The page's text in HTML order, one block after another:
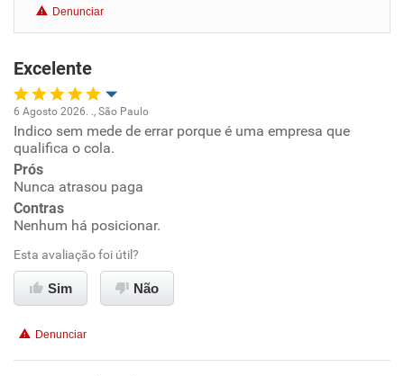
Benefícios
Denunciar
Excelente
Oportunidade de promoção
Ambiente de trabalho
Conciliação com a vida familiar
Benefícios
Recomenda a diretoria
6 Agosto 2026. ., São Paulo
Indico sem mede de errar porque é uma empresa que
qualifica o cola.
Prós
Nunca atrasou paga
Contras
Nenhum há posicionar.
Esta avaliação foi útil?
Sim Não
Denunciar